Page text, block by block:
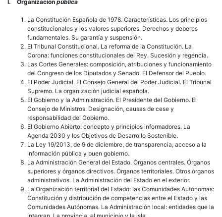
I. Organización pública
La Constitución Española de 1978. Características. Los principios
constitucionales y los valores superiores. Derechos y deberes
fundamentales. Su garantía y suspensión.
El Tribunal Constitucional. La reforma de la Constitución. La
Corona: funciones constitucionales del Rey. Sucesión y regencia.
Las Cortes Generales: composición, atribuciones y funcionamiento
del Congreso de los Diputados y Senado. El Defensor del Pueblo.
El Poder Judicial. El Consejo General del Poder Judicial. El Tribunal
Supremo. La organización judicial española.
El Gobierno y la Administración. El Presidente del Gobierno. El
Consejo de Ministros. Designación, causas de cese y
responsabilidad del Gobierno.
El Gobierno Abierto: concepto y principios informadores. La
Agenda 2030 y los Objetivos de Desarrollo Sostenible.
La Ley 19/2013, de 9 de diciembre, de transparencia, acceso a la
información pública y buen gobierno.
La Administración General del Estado. Órganos centrales. Órganos
superiores y órganos directivos. Órganos territoriales. Otros órganos
administrativos. La Administración del Estado en el exterior.
La Organización territorial del Estado: las Comunidades Autónomas:
Constitución y distribución de competencias entre el Estado y las
Comunidades Autónomas. La Administración local: entidades que la